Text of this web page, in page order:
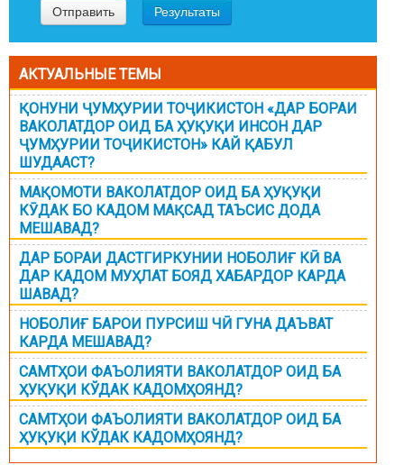
АКТУАЛЬНЫЕ ТЕМЫ
ҚОНУНИ ҶУМҲУРИИ ТОҶИКИСТОН «ДАР БОРАИ
ВАКОЛАТДОР ОИД БА ҲУҚУҚИ ИНСОН ДАР
ҶУМҲУРИИ ТОҶИКИСТОН» КАЙ ҚАБУЛ
ШУДААСТ?
МАҚОМОТИ ВАКОЛАТДОР ОИД БА ҲУҚУҚИ
КӮДАК БО КАДОМ МАҚСАД ТАЪСИС ДОДА
МЕШАВАД?
ДАР БОРАИ ДАСТГИРКУНИИ НОБОЛИҒ КӢ ВА
ДАР КАДОМ МУҲЛАТ БОЯД ХАБАРДОР КАРДА
ШАВАД?
НОБОЛИҒ БАРОИ ПУРСИШ ЧӢ ГУНА ДАЪВАТ
КАРДА МЕШАВАД?
САМТҲОИ ФАЪОЛИЯТИ ВАКОЛАТДОР ОИД БА
ҲУҚУҚИ КЎДАК КАДОМҲОЯНД?
САМТҲОИ ФАЪОЛИЯТИ ВАКОЛАТДОР ОИД БА
ҲУҚУҚИ КЎДАК КАДОМҲОЯНД?